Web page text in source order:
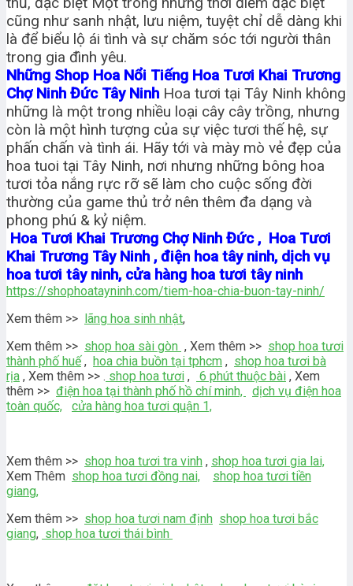
cũng như sanh nhật, lưu niệm, tuyệt chỉ dễ dàng khi
là để biểu lộ ái tình và sự chăm sóc tới người thân
trong gia đình yêu.
Những Shop Hoa Nổi Tiếng Hoa Tươi Khai Trương
Chợ Ninh Đức Tây Ninh Hoa tươi tại Tây Ninh không
những là một trong nhiều loại cây cây trồng, nhưng
còn là một hình tượng của sự việc tươi thế hệ, sự
phấn chấn và tình ái. Hãy tới và mày mò vẻ đẹp của
hoa tuoi tại Tây Ninh, nơi nhưng những bông hoa
tươi tỏa nắng rực rỡ sẽ làm cho cuộc sống đời
thường của game thủ trở nên thêm đa dạng và
phong phú & kỷ niệm.
Hoa Tươi Khai Trương Chợ Ninh Đức , Hoa Tươi
Khai Trương Tây Ninh , điện hoa tây ninh, dịch vụ
hoa tươi tây ninh, cửa hàng hoa tươi tây ninh
https://shophoatayninh.com/tiem-hoa-chia-buon-tay-ninh/
Xem thêm >> lãng hoa sinh nhật,
Xem thêm >> shop hoa sài gòn , Xem thêm >> shop hoa tươi
thành phố huế, hoa chia buồn tại tphcm , shop hoa tươi bà
rịa , Xem thêm >> . shop hoa tươi , 6 phút thuộc bài , Xem
thêm >> điện hoa tại thành phố hồ chí minh,
dịch vụ điện hoa
toàn quốc,
cửa hàng hoa tươi quận 1,
Xem thêm >> shop hoa tươi tra vinh , shop hoa tươi gia lai,
Xem Thêm shop hoa tươi đồng nai,
shop hoa tươi tiền
giang,
Xem thêm >> shop hoa tươi nam định shop hoa tươi bắc
giang, shop hoa tươi thái bình